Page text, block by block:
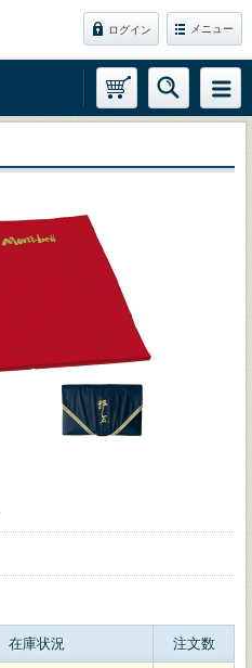
ログイン メニュー
在庫状況 注文数